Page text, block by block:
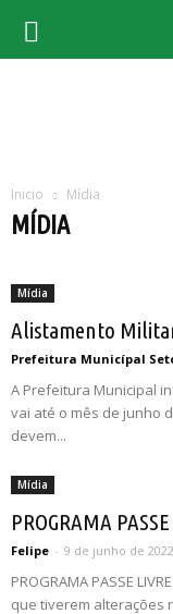
Inicio Mídia
MÍDIA
Mídia
Alistamento
Prefeitura Municípal
A Prefeitura Municipal
vai até o mês de junho
devem...
Mídia
PROGRAMA
Felipe - 9 de junho de 2022
PROGRAMA PASSE
que tiverem alterações